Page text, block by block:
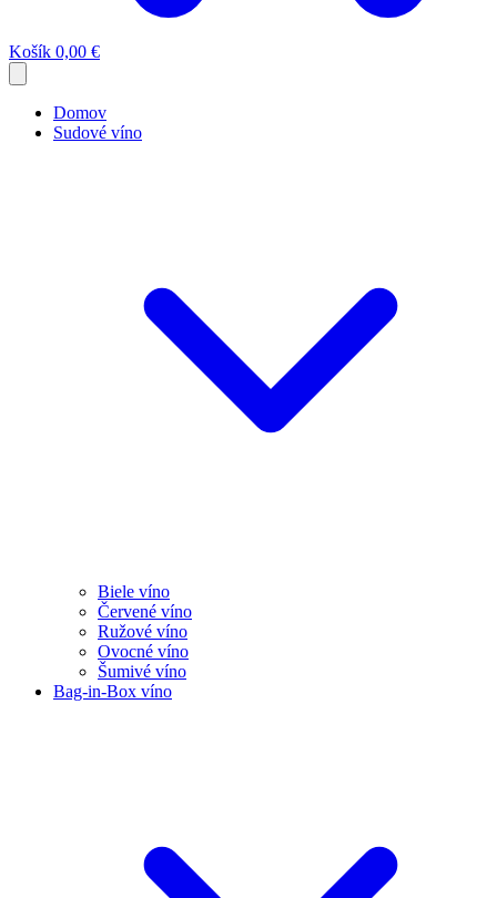
Košík 0,00 €
Domov
Sudové víno
Biele víno
Červené víno
Ružové víno
Ovocné víno
Šumivé víno
Bag-in-Box víno